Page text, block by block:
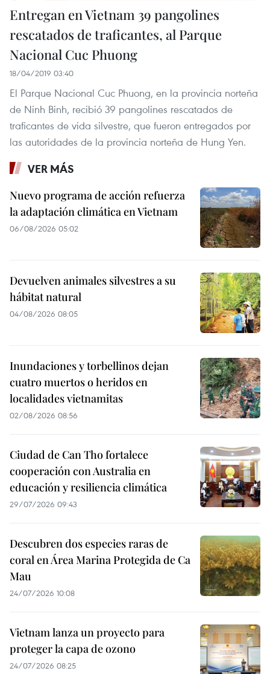
Entregan en Vietnam 39 pangolines
rescatados de traficantes, al Parque
Nacional Cuc Phuong
18/04/2019 03:40
El Parque Nacional Cuc Phuong, en la provincia norteña
de Ninh Binh, recibió 39 pangolines rescatados de
traficantes de vida silvestre, que fueron entregados por
las autoridades de la provincia norteña de Hung Yen.
VER MÁS
Nuevo programa de acción refuerza
la adaptación climática en Vietnam
06/08/2026 05:02
Devuelven animales silvestres a su
hábitat natural
04/08/2026 08:05
Inundaciones y torbellinos dejan
cuatro muertos o heridos en
localidades vietnamitas
02/08/2026 08:56
Ciudad de Can Tho fortalece
cooperación con Australia en
educación y resiliencia climática
29/07/2026 09:43
Descubren dos especies raras de
coral en Área Marina Protegida de Ca
Mau
24/07/2026 10:08
Vietnam lanza un proyecto para
proteger la capa de ozono
24/07/2026 08:25